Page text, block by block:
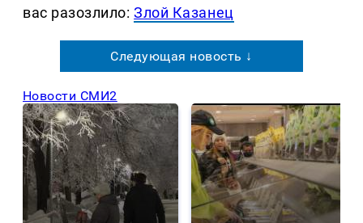
вас разозлило:Злой Казанец
Следующая новость ↓
Новости СМИ2